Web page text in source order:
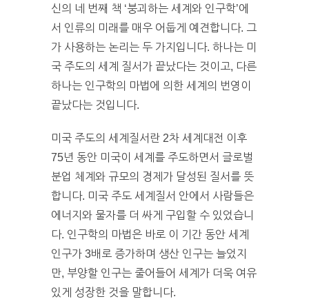
신의 네 번째 책 ‘붕괴하는 세계와 인구학’에
서 인류의 미래를 매우 어둡게 예견합니다. 그
가 사용하는 논리는 두 가지입니다. 하나는 미
국 주도의 세계 질서가 끝났다는 것이고, 다른
하나는 인구학의 마법에 의한 세계의 번영이
끝났다는 것입니다.
미국 주도의 세계질서란 2차 세계대전 이후
75년 동안 미국이 세계를 주도하면서 글로벌
분업 체계와 규모의 경제가 달성된 질서를 뜻
합니다. 미국 주도 세계질서 안에서 사람들은
에너지와 물자를 더 싸게 구입할 수 있었습니
다. 인구학의 마법은 바로 이 기간 동안 세계
인구가 3배로 증가하며 생산 인구는 늘었지
만, 부양할 인구는 줄어들어 세계가 더욱 여유
있게 성장한 것을 말합니다.